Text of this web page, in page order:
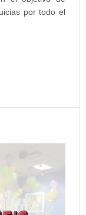
por todo el